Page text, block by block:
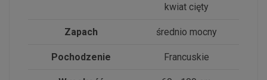
kwiat cięty
Zapach średnio mocny
Pochodzenie Francuskie